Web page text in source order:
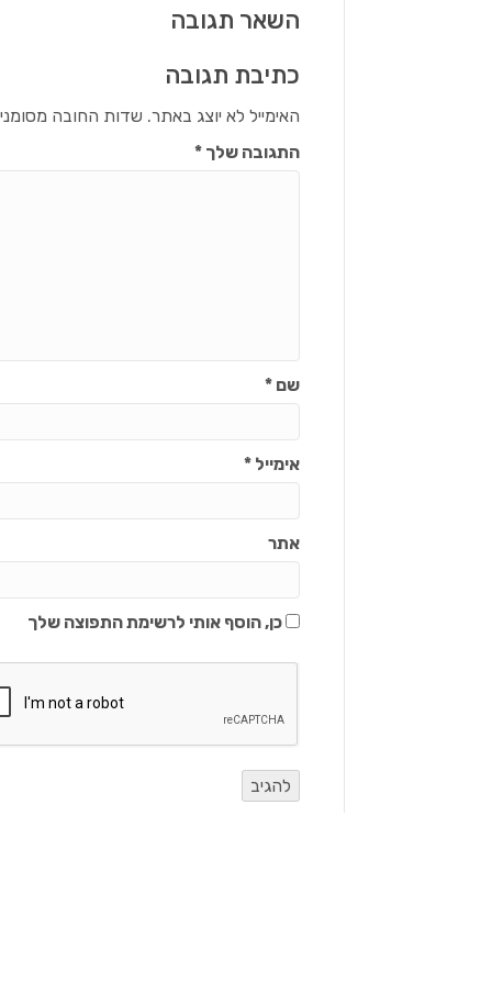
השאר תגובה
כתיבת תגובה
האימייל לא יוצג באתר. שדות החובה
התגובה שלך*
שם*
אימייל*
אתר
כן, הוסף אותי לרשימת התפוצה שלך